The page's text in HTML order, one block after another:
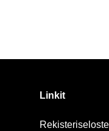
Linkit
Rekisteriseloste